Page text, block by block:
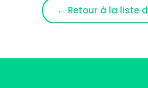
← Retour à la liste